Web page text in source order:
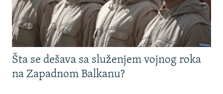
Šta se dešava sa služenjem vojnog roka
na Zapadnom Balkanu?